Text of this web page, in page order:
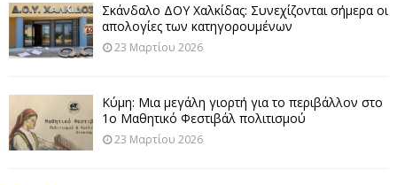
Σκάνδαλο ΔΟΥ Χαλκίδας: Συνεχίζονται σήμερα οι
απολογίες των κατηγορουμένων
23 Μαρτίου 2026
Κύμη: Μια μεγάλη γιορτή για το περιβάλλον στο
1ο Μαθητικό Φεστιβάλ πολιτισμού
23 Μαρτίου 2026